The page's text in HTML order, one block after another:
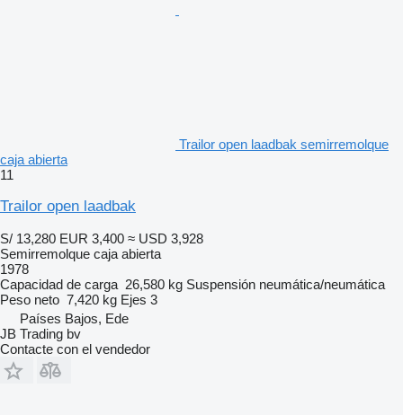
Trailor open laadbak semirremolque
caja abierta
11
Trailor open laadbak
S/ 13,280 EUR 3,400 ≈ USD 3,928
Semirremolque caja abierta
1978
Capacidad de carga 26,580 kg Suspensión neumática/neumática
Peso neto 7,420 kg Ejes 3
Países Bajos, Ede
JB Trading bv
Contacte con el vendedor